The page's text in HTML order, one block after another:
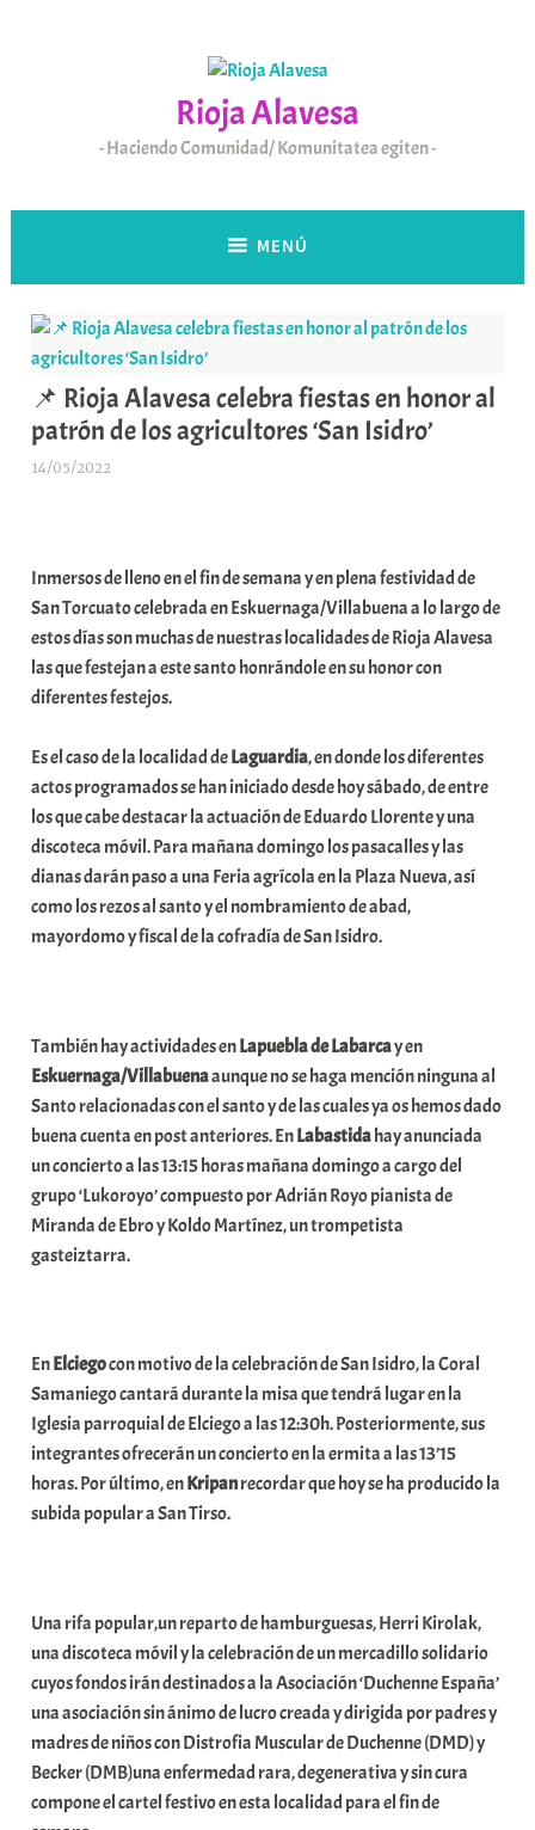
Rioja Alavesa
Haciendo Comunidad/ Komunitatea egiten
MENÚ
📌 Rioja Alavesa celebra fiestas en honor al
patrón de los agricultores ‘San Isidro’
14/05/2022
a
r
E
r
r
o
x
a
K
o
m
u
a
Inmersos de lleno en el fin de semana y en plena festividad de
San Torcuato celebrada en Eskuernaga/Villabuena a lo largo de
estos días son muchas de nuestras localidades de Rioja Alavesa
las que festejan a este santo honrándole en su honor con
diferentes festejos.
Es el caso de la localidad deLaguardia, en donde los diferentes
actos programados se han iniciado desde hoy sábado, de entre
los que cabe destacar la actuación de Eduardo Llorente y una
discoteca móvil. Para mañana domingo los pasacalles y las
dianas darán paso a una Feria agrícola en la Plaza Nueva, así
como los rezos al santo y el nombramiento de abad,
mayordomo y fiscal de la cofradía de San Isidro.
También hay actividades enLapueblade Labarcay en
Eskuernaga/Villabuenaaunque no se haga mención ninguna al
Santo relacionadas con el santo y de las cuales ya os hemos dado
buena cuenta en post anteriores. EnLabastidahay anunciada
un concierto a las 13:15 horas mañana domingo a cargo del
grupo ‘Lukoroyo’ compuesto por Adrián Royo pianista de
Miranda de Ebro y Koldo Martínez, un trompetista
gasteiztarra.
EnElciegocon motivo de la celebración de San Isidro, la Coral
Samaniego cantará durante la misa que tendrá lugar en la
Iglesia parroquial de Elciego a las 12:30h. Posteriormente, sus
integrantes ofrecerán un concierto en la ermita a las 13’15
horas. Por último, enKripanrecordar que hoy se ha producido la
subida popular a San Tirso.
Una rifa popular,un reparto de hamburguesas, Herri Kirolak,
una discoteca móvil y la celebración de un mercadillo solidario
cuyos fondos irán destinados a la Asociación ‘Duchenne España’
una asociación sin ánimo de lucro creada y dirigida por padres y
madres de niños con Distrofia Muscular de Duchenne (DMD) y
Becker (DMB)una enfermedad rara, degenerativa y sin cura
compone el cartel festivo en esta localidad para el fin de